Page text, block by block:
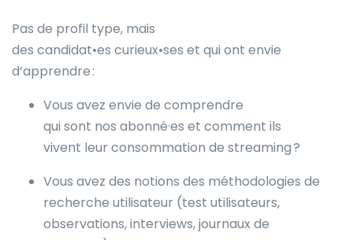
Pas de profil type, mais
des candidat•es curieux•ses et qui ont envie
d’apprendre :
Vous avez envie de comprendre
qui sont nos abonné·es et comment ils
vivent leur consommation de streaming ?
Vous avez des notions des méthodologies de
recherche utilisateur (test utilisateurs,
observations, interviews, journaux de